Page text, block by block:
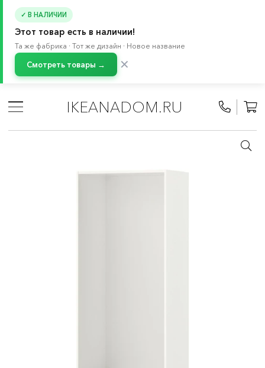
✓ В НАЛИЧИИ
Этот товар есть в наличии!
Та же фабрика · Тот же дизайн · Новое название
Смотреть товары → ✕
IKEANADOM.RU
/
Система хранения БЕСТО